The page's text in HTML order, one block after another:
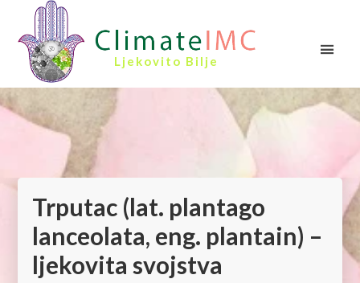
Ljekovito Bilje
Trputac (lat. plantago
lanceolata, eng. plantain) –
ljekovita svojstva